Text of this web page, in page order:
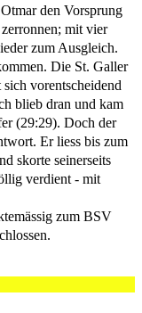
den Vorsprung
mit vier
zum Ausgleich.
Die St. Galler
vorentscheidend
blieb dran und kam
(29:29). Doch der
Er liess bis zum
skorte seinerseits
verdient - mit
zum BSV